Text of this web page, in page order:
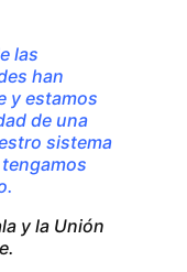
las
han
y estamos
de una
sistema
y la Unión